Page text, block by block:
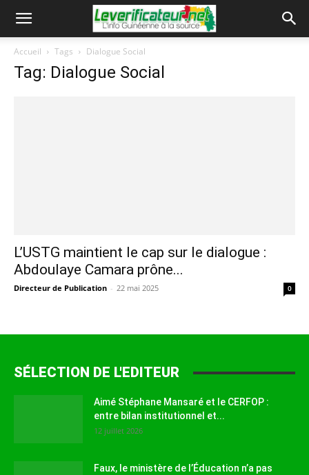
Accueil Tags Dialogue Social
Tag: Dialogue Social
L’USTG maintient le cap sur le dialogue :
Abdoulaye Camara prône...
Directeur de Publication - 22 mai 2025 0
SÉLECTION DE L'EDITEUR
Aimé Stéphane Mansaré et le CERFOP :
entre bilan institutionnel et...
12 juillet 2026
Faux, le ministère de l’Éducation n’a pas